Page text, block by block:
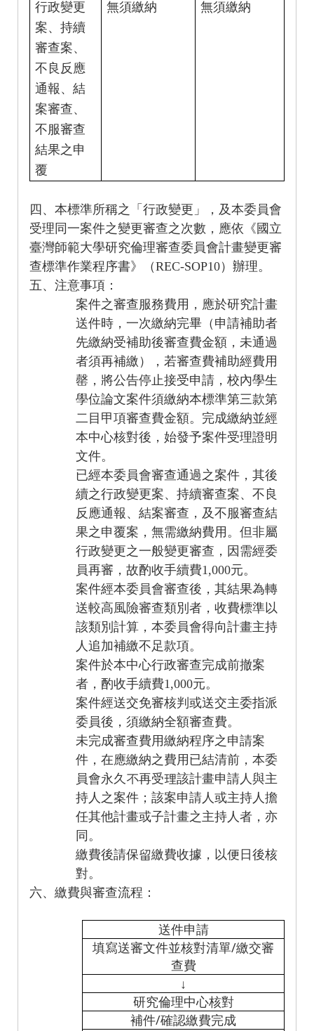
行政變更
案、持續
審查案、
不良反應
通報、結
案審查、
不服審查
結果之申
覆
無須繳納 無須繳納
四、本標準所稱之「行政變更」，及本委員會
受理同一案件之變更審查之次數，應依《國立
臺灣師範大學研究倫理審查委員會計畫變更審
查標準作業程序書》（REC-SOP10）辦理。
五、注意事項：
案件之審查服務費用，應於研究計畫
送件時，一次繳納完畢（申請補助者
先繳納受補助後審查費金額，未通過
者須再補繳），若審查費補助經費用
罄，將公告停止接受申請，校內學生
學位論文案件須繳納本標準第三款第
二目甲項審查費金額。完成繳納並經
本中心核對後，始發予案件受理證明
文件。
已經本委員會審查通過之案件，其後
續之行政變更案、持續審查案、不良
反應通報、結案審查，及不服審查結
果之申覆案，無需繳納費用。但非屬
行政變更之一般變更審查，因需經委
員再審，故酌收手續費1,000元。
案件經本委員會審查後，其結果為轉
送較高風險審查類別者，收費標準以
該類別計算，本委員會得向計畫主持
人追加補繳不足款項。
案件於本中心行政審查完成前撤案
者，酌收手續費1,000元。
案件經送交免審核判或送交主委指派
委員後，須繳納全額審查費。
未完成審查費用繳納程序之申請案
件，在應繳納之費用已結清前，本委
員會永久不再受理該計畫申請人與主
持人之案件；該案申請人或主持人擔
任其他計畫或子計畫之主持人者，亦
同。
繳費後請保留繳費收據，以便日後核
對。
六、繳費與審查流程：
送件申請
填寫送審文件並核對清單/繳交審
查費
↓
研究倫理中心核對
補件/確認繳費完成